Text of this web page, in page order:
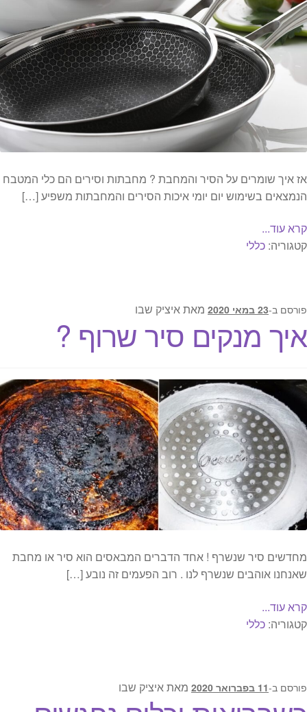
אז איך שומרים על הסיר והמחבת ? מחבתות וסירים הם כלי המטבח
הנמצאים בשימוש יום יומי איכות הסירים והמחבתות משפיע […]
קרא עוד...
קטגוריה: כללי
פורסם ב-23 במאי 2020 מאתאיציק שבו
איך מנקים סיר שרוף ?
מחדשים סיר שנשרף ! אחד הדברים המבאסים הוא סיר או מחבת
שאנחנו אוהבים שנשרף לנו . רוב הפעמים זה נובע […]
קרא עוד...
קטגוריה: כללי
פורסם ב-11 בפברואר 2020 מאתאיציק שבו